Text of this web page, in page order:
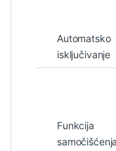
Automatsko
isključivanje
Funkcija
samočišćenja